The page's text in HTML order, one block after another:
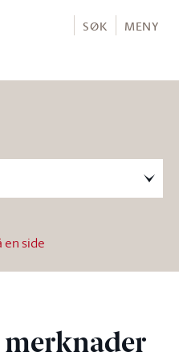
SØK MENY
en side
merknader